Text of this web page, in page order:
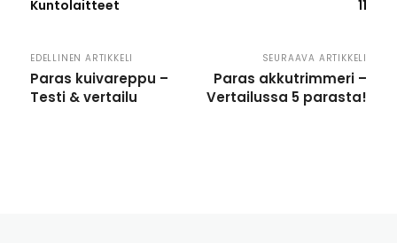
Kuntolaitteet
11
EDELLINEN ARTIKKELI
Paras kuivareppu –
Testi & vertailu
SEURAAVA ARTIKKELI
Paras akkutrimmeri –
Vertailussa 5 parasta!